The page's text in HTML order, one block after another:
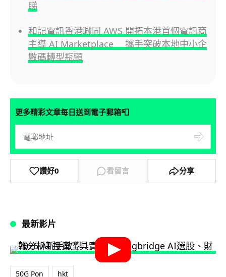
睇
和記電訊香港聯同 AWS 開拓本港首個電訊商
主導 AI Marketplace 攜手突破本地中小企
數碼轉型瓶頸
更多精彩文章每日送到電子郵箱📮
讚好0 看留言 分享
最新影片
50G Pon hkt